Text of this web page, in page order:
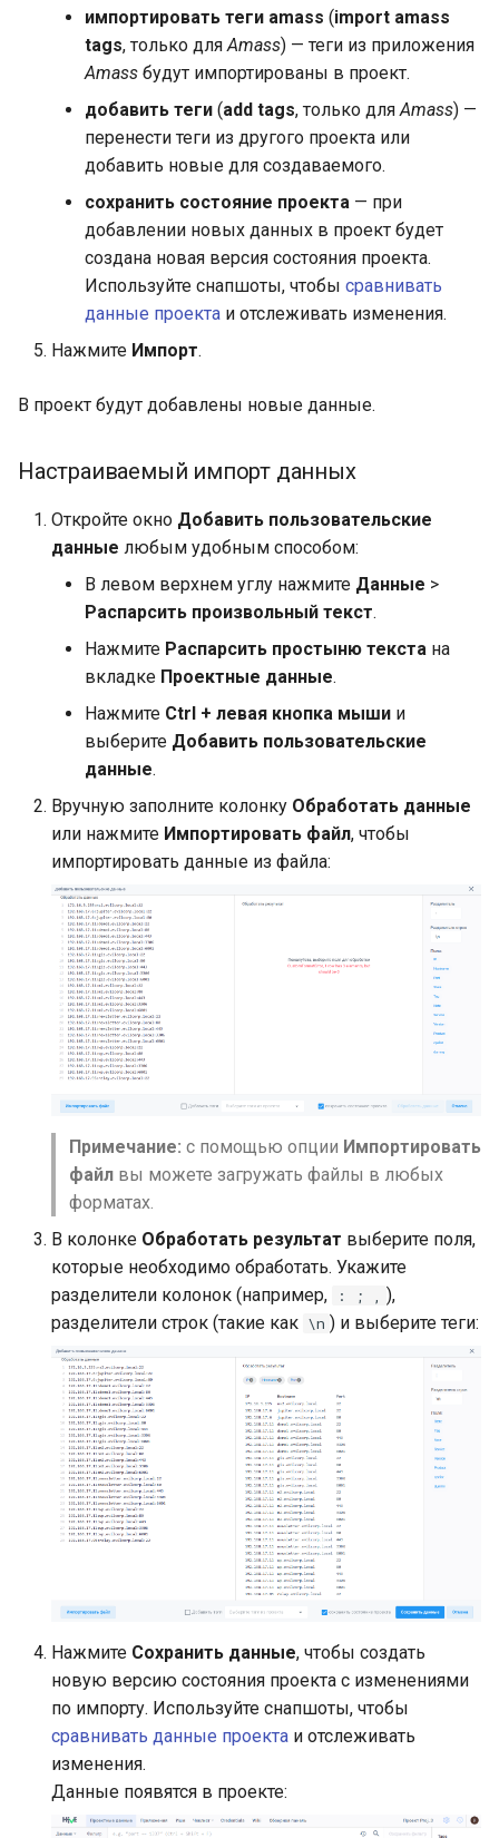
импортировать теги amass (import amass
tags, только дляAmass) — теги из приложения
Amass будут импортированы в проект.
добавить теги (add tags, только дляAmass) —
перенести теги из другого проекта или
добавить новые для создаваемого.
сохранить состояние проекта — при
добавлении новых данных в проект будет
создана новая версия состояния проекта.
Используйте снапшоты, чтобы сравнивать
данные проекта и отслеживать изменения.
Нажмите Импорт.
В проект будут добавлены новые данные.
Настраиваемый импорт данных
Откройте окно Добавить пользовательские
данные любым удобным способом:
В левом верхнем углу нажмите Данные >
Распарсить произвольный текст.
Нажмите Распарсить простыню текста на
вкладке Проектные данные.
Нажмите Ctrl + левая кнопка мыши и
выберите Добавить пользовательские
данные.
Вручную заполните колонку Обработать данные
или нажмите Импортировать файл, чтобы
импортировать данные из файла:
Примечание: с помощью опции Импортировать
файл вы можете загружать файлы в любых
форматах.
В колонке Обработать результат выберите поля,
которые необходимо обработать. Укажите
разделители колонок (например,
: ; , ),
разделители строк (такие как \n ) и выберите теги:
Нажмите Сохранить данные, чтобы создать
новую версию состояния проекта с изменениями
по импорту. Используйте снапшоты, чтобы
сравнивать данные проекта и отслеживать
изменения.
Данные появятся в проекте: